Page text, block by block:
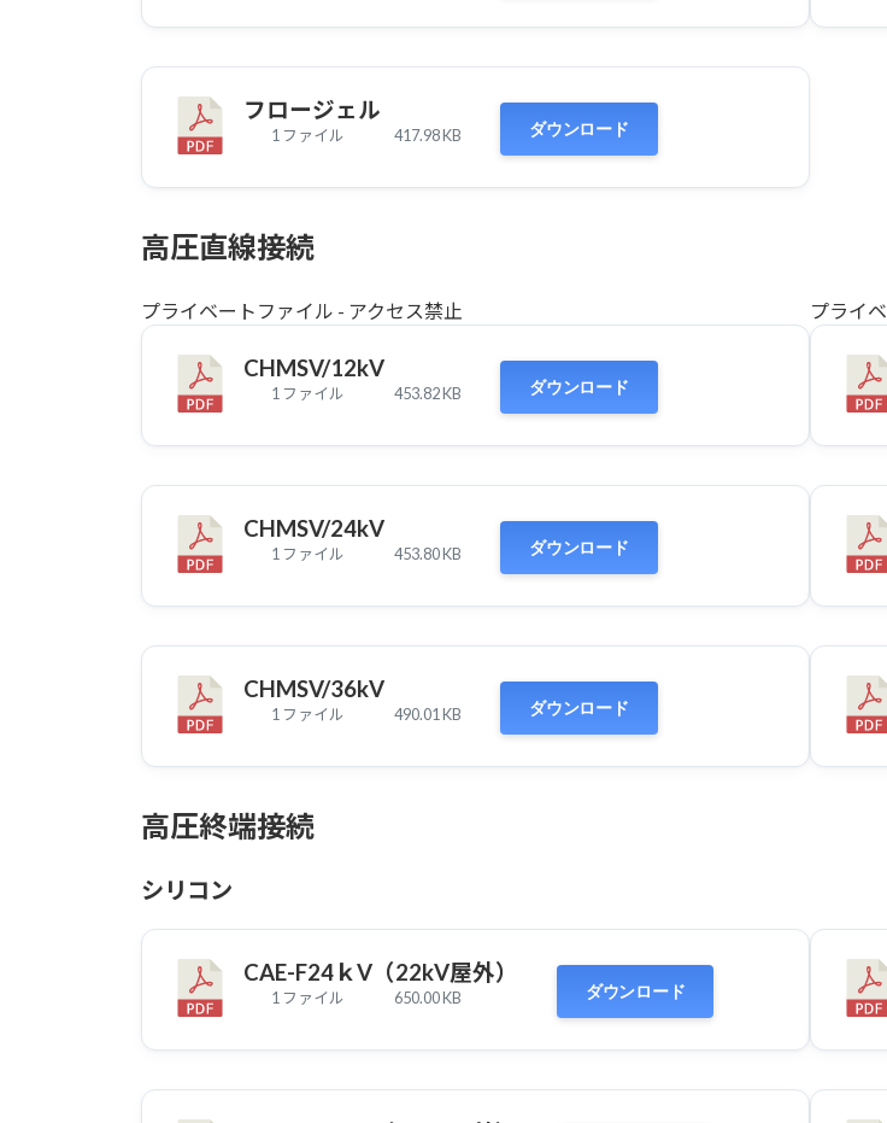
フロージェル
1 ファイル 417.98 KB ダウンロード
高圧直線接続
プライベートファイル - アクセス禁止 プライ
CHMSV/12kV
1 ファイル 453.82 KB ダウンロード
CHMSV/24kV
1 ファイル 453.80 KB ダウンロード
CHMSV/36kV
1 ファイル 490.01 KB ダウンロード
高圧終端接続
シリコン
CAE-F24ｋV（22kV屋外）
1 ファイル 650.00 KB ダウンロード